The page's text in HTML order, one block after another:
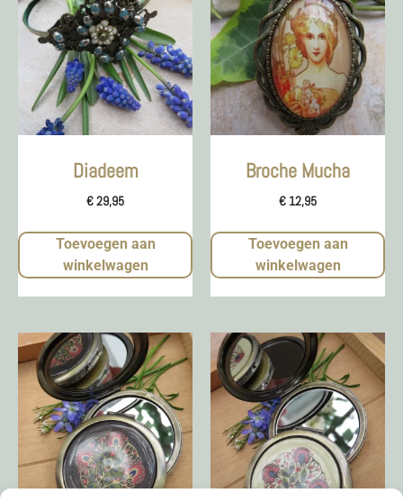
Diadeem
€29,95
Toevoegen aan
winkelwagen
Broche Mucha
€ 12,95
Toevoegen aan
winkelwagen